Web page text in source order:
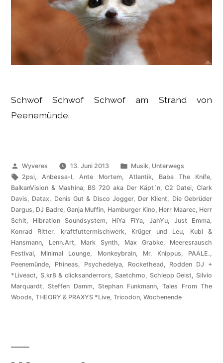
Schwof Schwof Schwof am Strand von
Peenemünde.
Veröffentlicht
von
Wyveres 13. Juni 2013
Veröffentlicht
unter
Musik, Unterwegs
Schlagwörter:
2psi Anbessa-I Ante Mortem Atlantik, Baba The Knife
BalkanVision & Mashina, BS 720 aka Der Käpt´n,C2 Datei ,Clark
Davis
Datax Denis Gut & Disco Jogger, Der Klient
Die Gebrüder
Dargus DJ Badre,Ganja Muffin Hamburger Kino Herr Maarec, Herr
Schit
Hibration Soundsystem HiYa FiYa, JahYu, Just Emma
Konrad Ritter, kraftfuttermischwerk, Krüger und Leu
Kubi &
Hansmann
Lenn.Art Mark Synth Max Grabke, Meeresrausch
Festival
Minimal Lounge Monkeybrain, Mr. Knippus PAALE.
Peenemünde
Phineas Psychedelya, Rockethead
Rodden DJ +
*Liveact
S.kr8 & clicksanderrors Saetchmo Schlepp Geist
Silvio
Marquardt
Steffen Damm Stephan Funkmann,Tales From The
Woods THEORY & PRAXYS *Live Tricodon Wochenende